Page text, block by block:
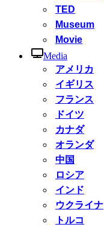
TED
Museum
Movie
Media
アメリカ
イギリス
フランス
ドイツ
カナダ
オランダ
中国
ロシア
インド
ウクライナ
トルコ